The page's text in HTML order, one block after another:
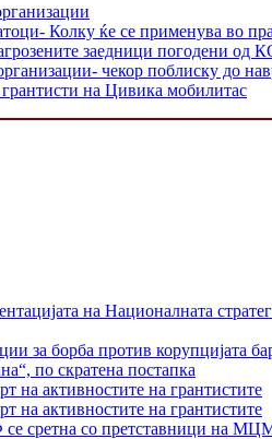
Колку ќе се применува во
заедници погодени
чекор поблиску до
на Цивика мобилитас
на Националната
за борба против корупцијата
по скратена постапка
на активностите на грантистите
на активностите на грантистите
сретна со претставници на